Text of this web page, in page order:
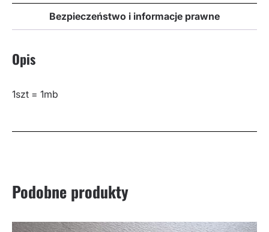
Bezpieczeństwo i informacje prawne
Opis
1szt = 1mb
Podobne produkty